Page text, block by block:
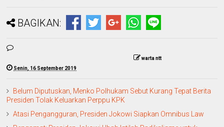
BAGIKAN:
warta ntt
Senin, 16 September 2019
Belum Diputuskan, Menko Polhukam Sebut Kurang Tepat Berita
Presiden Tolak Keluarkan Perppu KPK
Atasi Pengangguran, Presiden Jokowi Siapkan Omnibus Law